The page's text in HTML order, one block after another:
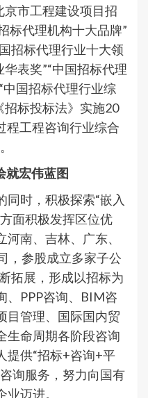
京市工程建设项目招
标代理机构十大品牌”
招标代理行业十大领
表奖”“中国招标代理
招标代理行业综
招标投标法》实施20
程工程咨询行业综合
宏伟蓝图
时，积极探索“嵌入
面积极发挥区位优
南、吉林、广东、
，参股成立多家子公
拓展，形成以招标为
、PPP咨询、BIM咨
目管理、国际国内贸
生命周期各阶段咨询
提供“招标+咨询+平
询服务，努力向国有
迈进。